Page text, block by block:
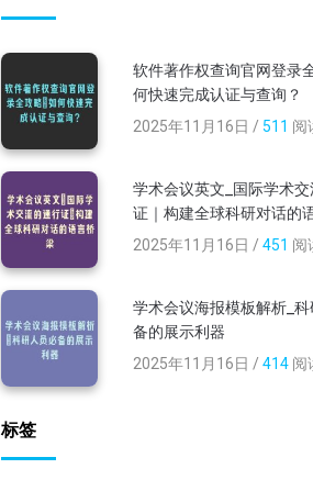
软件著作权查询官网登录
何快速完成认证与查询？
2025年11月16日 / 511 阅
学术会议英文_国际学术
证｜构建全球科研对话的
2025年11月16日 / 451 阅
学术会议海报模板解析_
备的展示利器
2025年11月16日 / 414 阅
标签